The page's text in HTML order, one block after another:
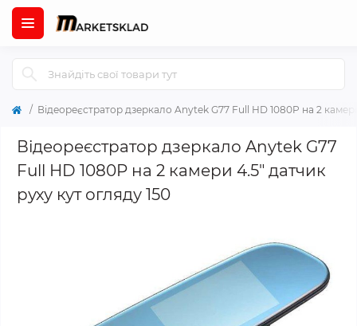
Відеореєстратор дзеркало Anytek G77 Full HD 1080P на 2
Відеореєстратор дзеркало Anytek G77
Full HD 1080P на 2 камери 4.5" датчик
руху кут огляду 150